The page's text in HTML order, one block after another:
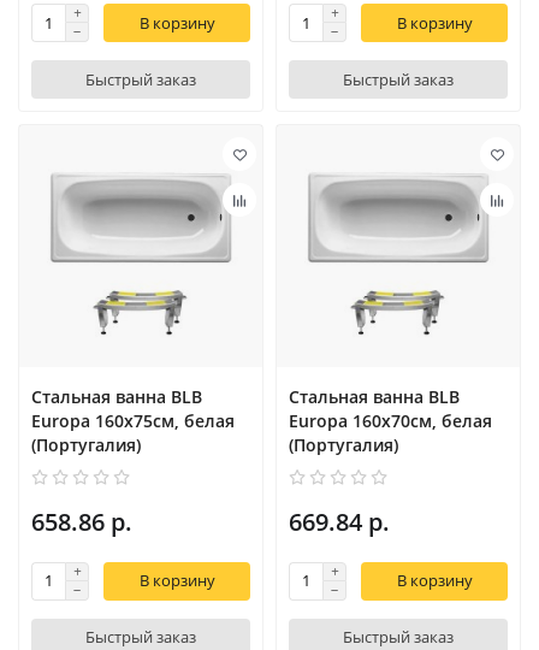
В корзину
Быстрый заказ
В корзину
Быстрый заказ
Стальная ванна BLB
Europa 160x75см, белая
(Португалия)
658.86 р.
В корзину
Быстрый заказ
Стальная ванна BLB
Europa 160x70см, белая
(Португалия)
669.84 р.
В корзину
Быстрый заказ